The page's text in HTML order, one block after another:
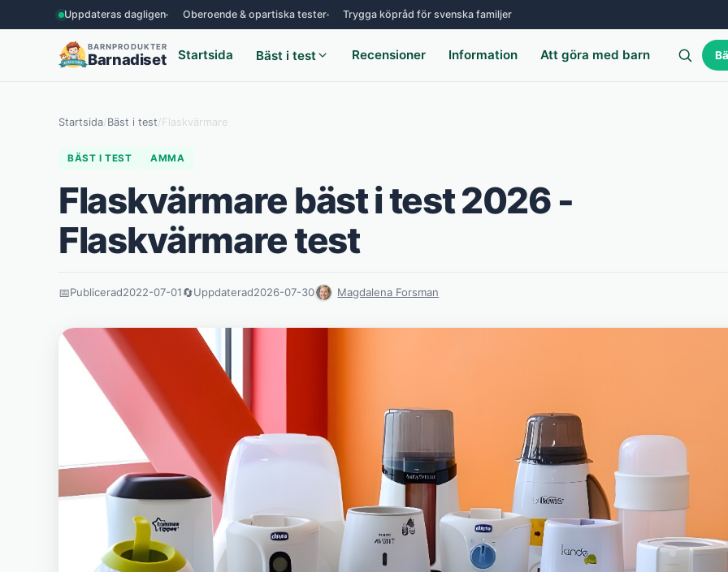
Uppdateras dagligen Oberoende & opartiska tester Trygga köpråd för svenska familjer
BARNPRODUKTER
Barnadiset Startsida Bäst i test Recensioner Information Att göra med barn
Startsida/Bäst i test/ Flaskvärmare
BÄST I TEST AMMA
Flaskvärmare bäst i test 2026 -
Flaskvärmare test
📅Publicerad2022-07-01🔄Uppdaterad2026-07-30 Magdalena Forsman